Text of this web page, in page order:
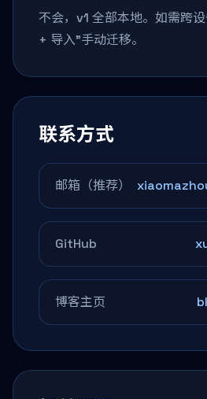
不会，v1 全部本地。如需跨
+ 导入"手动迁移。
联系方式
邮箱（推荐）
GitHub
博客主页